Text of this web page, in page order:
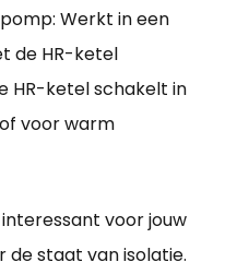
Werkt in een
de HR-ketel
HR-ketel schakelt in
voor warm
voor jouw
de staat van isolatie.